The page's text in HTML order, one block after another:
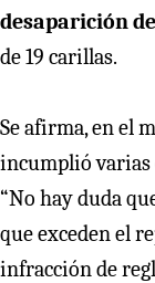
desaparición
de 19 carillas.
Se afirma, en el
incumplió varias
“No hay duda
que exceden el
infracción de